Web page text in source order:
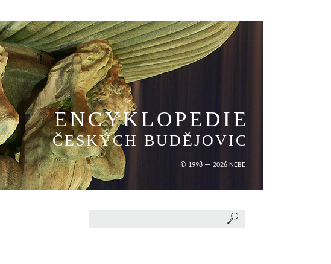
ENCYKLOPEDIE
ČESKÝCH BUDĚJOVIC
© 1998 — 2026 NEBE